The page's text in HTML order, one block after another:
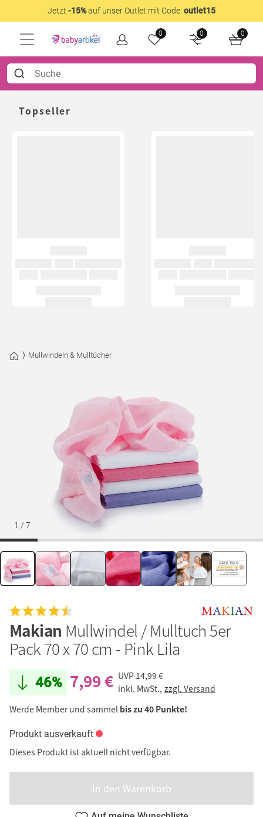
Jetzt -15%auf unser Outlet mit Code: outlet15
0 0 0
Topseller
Mullwindeln & Mulltücher
1 / 7
Makian Mullwindel / Mulltuch 5er
Pack 70 x 70 cm - Pink Lila
46% 7,99 € UVP 14,99 €
inkl. MwSt., zzgl. Versand
Werde Member und sammel bis zu 40 Punkte!
Produkt ausverkauft
Dieses Produkt ist aktuell nicht verfügbar.
In den Warenkorb